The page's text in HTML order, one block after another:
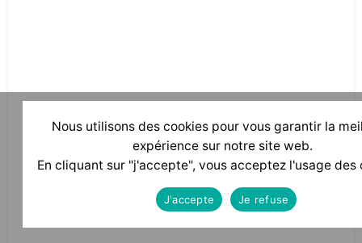
Nous utilisons des cookies pour vous garantir la
expérience sur notre site web.
En cliquant sur "j'accepte", vous acceptez l'usage des
J'accepte Je refuse